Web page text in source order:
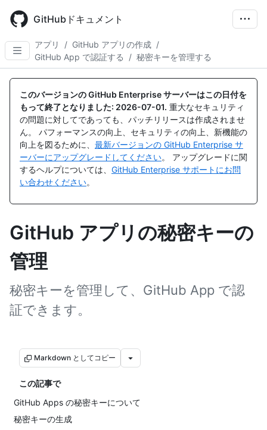
main
content
GitHubドキュメント
アプリ / GitHub アプリの作成 /
GitHub App で認証する
/ 秘密キーを管理する
このバージョンの GitHub Enterprise サーバーはこの日付を
もって終了となりました: 2026-07-01. 重大なセキュリティ
の問題に対してであっても、パッチリリースは作成されませ
ん。 パフォーマンスの向上、セキュリティの向上、新機能の
向上を図るために、 最新バージョンの GitHub Enterprise サ
ーバーにアップグレードしてください。 アップグレードに関
するヘルプについては、 GitHub Enterprise サポートにお問
い合わせください。
GitHub アプリの秘密キーの
管理
秘密キーを管理して、GitHub App で認
証できます。
Markdown としてコピー
この記事で
GitHub Apps の秘密キーについて
秘密キーの生成